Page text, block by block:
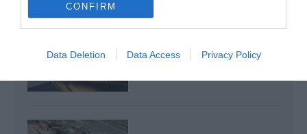
CONFIRM
Data Deletion Data Access Privacy Policy
REDEVANCES
SCARA CONTESTE LES
HAUSSES...